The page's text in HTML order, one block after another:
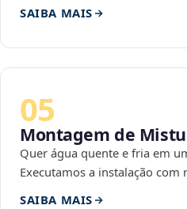
SAIBA MAIS
05
Montagem de
Quer água quente e fria em
Executamos a instalação com
SAIBA MAIS